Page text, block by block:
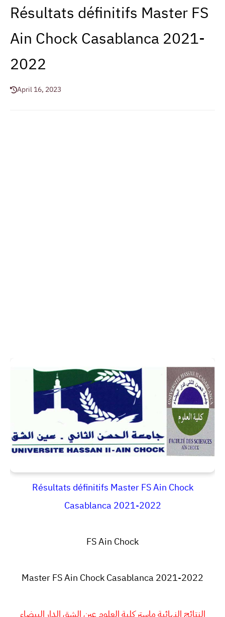
Résultats définitifs Master FS
Ain Chock Casablanca 2021-
2022
April 16, 2023
Résultats définitifs Master FS Ain Chock
Casablanca 2021-2022
FS Ain Chock
Master FS Ain Chock Casablanca 2021-2022
النتائج النهائية ماستر كلية العلوم عين الشق الدار البيضاء